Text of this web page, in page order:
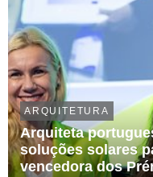
ARQUITETURA
Arquiteta
soluções solares
vencedora dos